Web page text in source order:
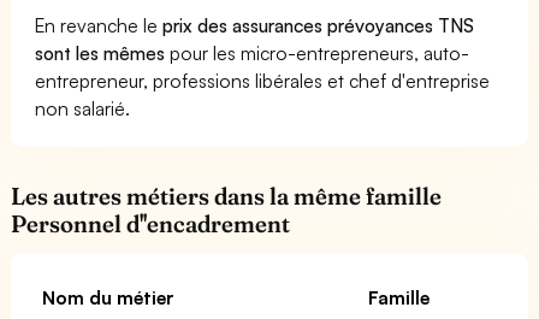
En revanche leprix des assurances prévoyances TNS
sont les mêmes pour les micro-entrepreneurs, auto-
entrepreneur, professions libérales et chef d'entreprise
non salarié.
Les autres métiers dans la même famille
Personnel d''encadrement
Nom du métier
Famille